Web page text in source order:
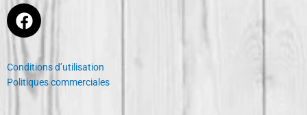
F
a
c
e
b
o
Conditions d’utilisation
Politiques commerciales